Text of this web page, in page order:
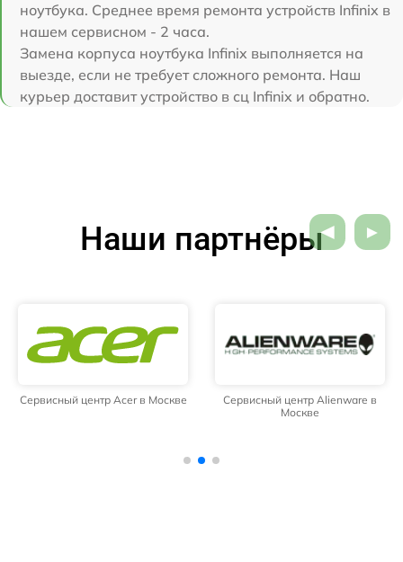
ноутбука. Среднее время ремонта устройств Infinix в
нашем сервисном - 2 часа.
Замена корпуса ноутбука Infinix выполняется на
выезде, если не требует сложного ремонта. Наш
курьер доставит устройство в сц Infinix и обратно.
Наши партнёры
Сервисный центр Acer в Москве
Сервисный центр Alienware в
Москве